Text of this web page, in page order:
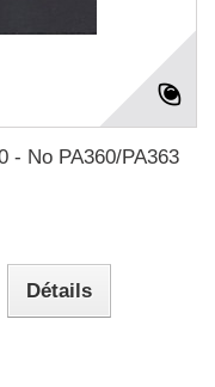
- No PA360/PA363
Détails